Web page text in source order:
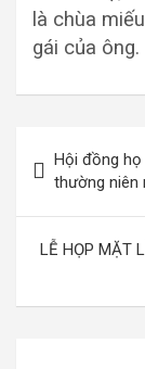
là chùa
gái của ông.
hướng
bài
viết
Hội đồng
thường niên
LỄ HỌP MẶT